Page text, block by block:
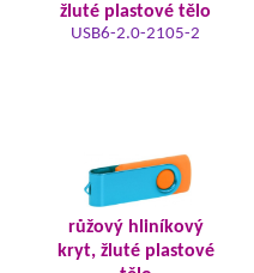
žluté plastové tělo
USB6-2.0-2105-2
růžový hliníkový
kryt, žluté plastové